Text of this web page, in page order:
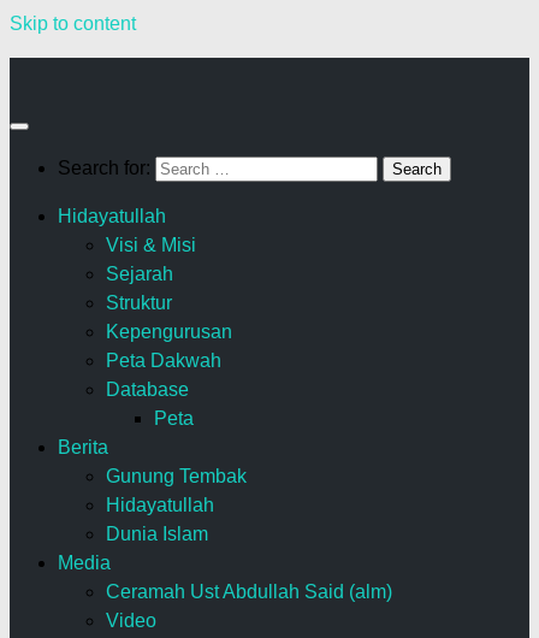
Skip to content
Search for:
Hidayatullah
Visi & Misi
Sejarah
Struktur
Kepengurusan
Peta Dakwah
Database
Peta
Berita
Gunung Tembak
Hidayatullah
Dunia Islam
Media
Ceramah Ust Abdullah Said (alm)
Video